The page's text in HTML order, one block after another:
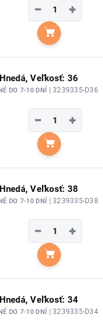
+
−
Do košíka
Veľkosť: 36
DO 7-10 DNÍ | 3239335-D36
+
−
Do košíka
Veľkosť: 38
DO 7-10 DNÍ | 3239335-D38
+
−
Do košíka
Veľkosť: 34
DO 7-10 DNÍ | 3239335-D34